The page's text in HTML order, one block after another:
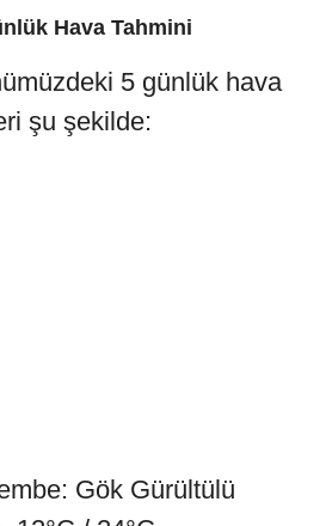
Hava Tahmini
5 günlük hava
şu şekilde:
Gök Gürültülü